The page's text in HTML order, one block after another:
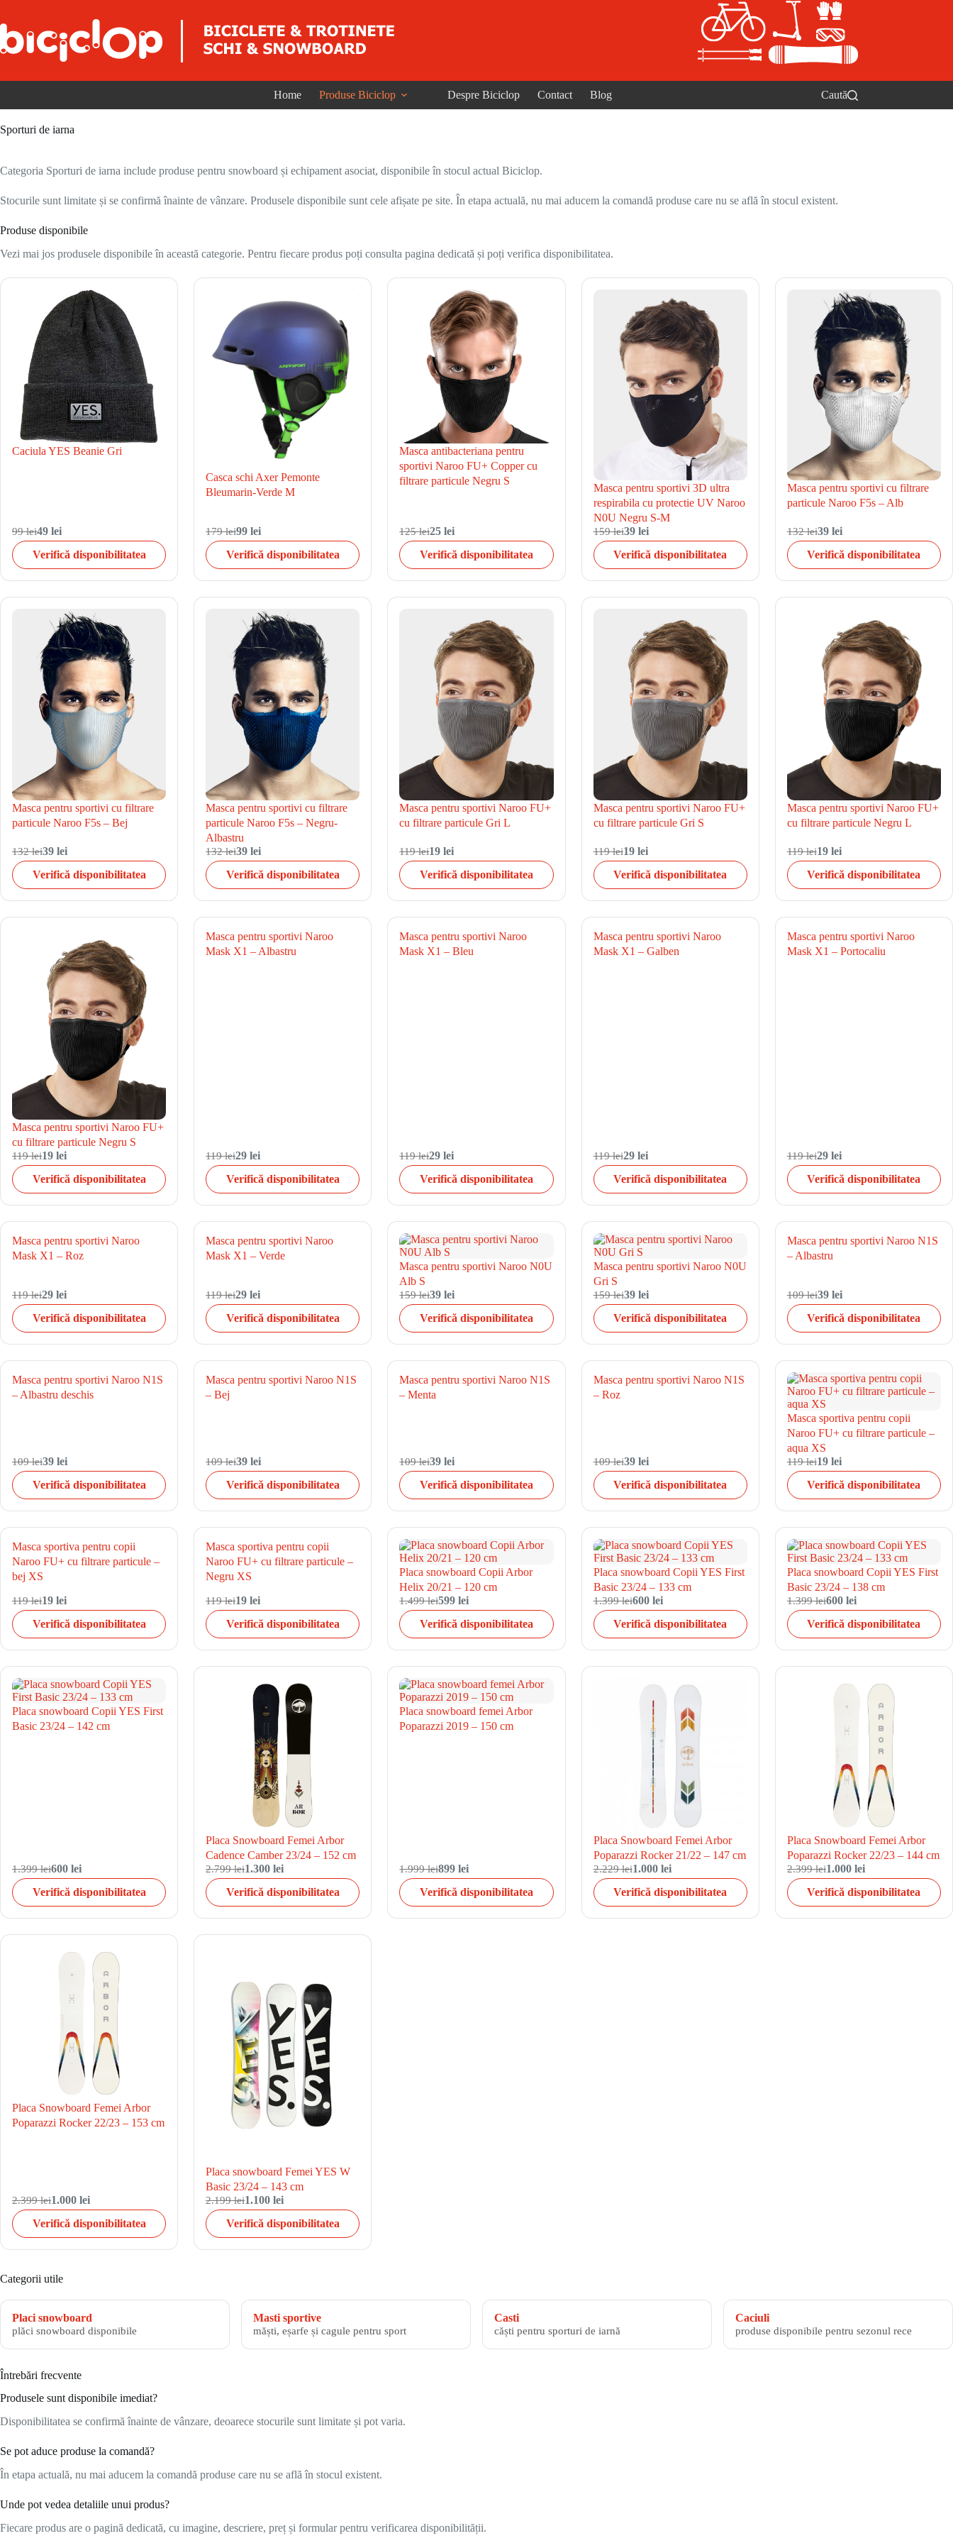
Home Produse Biciclop Despre Biciclop Contact Blog Caută
Sporturi de iarna
Categoria Sporturi de iarna include produse pentru snowboard și echipament asociat, disponibile în stocul actual Biciclop.
Stocurile sunt limitate și se confirmă înainte de vânzare. Produsele disponibile sunt cele afișate pe site. În etapa actuală, nu mai aducem la comandă produse care nu se află în stocul existent.
Produse disponibile
Vezi mai jos produsele disponibile în această categorie. Pentru fiecare produs poți consulta pagina dedicată și poți verifica disponibilitatea.
Caciula YES Beanie Gri
99 lei49 lei
Verifică disponibilitatea
Casca schi Axer Pemonte
Bleumarin-Verde M
179 lei99 lei
Verifică disponibilitatea
Masca antibacteriana pentru
sportivi Naroo FU+ Copper cu
filtrare particule Negru S
125 lei25 lei
Verifică disponibilitatea
Masca pentru sportivi 3D ultra
respirabila cu protectie UV Naroo
N0U Negru S-M
159 lei39 lei
Verifică disponibilitatea
Masca pentru sportivi cu filtrare
particule Naroo F5s – Alb
132 lei39 lei
Verifică disponibilitatea
Masca pentru sportivi cu filtrare
particule Naroo F5s – Bej
132 lei39 lei
Verifică disponibilitatea
Masca pentru sportivi cu filtrare
particule Naroo F5s – Negru-
Albastru
132 lei39 lei
Verifică disponibilitatea
Masca pentru sportivi Naroo FU+
cu filtrare particule Gri L
119 lei19 lei
Verifică disponibilitatea
Masca pentru sportivi Naroo FU+
cu filtrare particule Gri S
119 lei19 lei
Verifică disponibilitatea
Masca pentru sportivi Naroo FU+
cu filtrare particule Negru L
119 lei19 lei
Verifică disponibilitatea
Masca pentru sportivi Naroo FU+
cu filtrare particule Negru S
119 lei19 lei
Verifică disponibilitatea
Masca pentru sportivi Naroo
Mask X1 – Albastru
119 lei29 lei
Verifică disponibilitatea
Masca pentru sportivi Naroo
Mask X1 – Bleu
119 lei29 lei
Verifică disponibilitatea
Masca pentru sportivi Naroo
Mask X1 – Galben
119 lei29 lei
Verifică disponibilitatea
Masca pentru sportivi Naroo
Mask X1 – Portocaliu
119 lei29 lei
Verifică disponibilitatea
Masca pentru sportivi Naroo
Mask X1 – Roz
119 lei29 lei
Verifică disponibilitatea
Masca pentru sportivi Naroo
Mask X1 – Verde
119 lei29 lei
Verifică disponibilitatea
Masca pentru sportivi Naroo N0U
Alb S
159 lei39 lei
Verifică disponibilitatea
Masca pentru sportivi Naroo N0U
Gri S
159 lei39 lei
Verifică disponibilitatea
Masca pentru sportivi Naroo N1S
– Albastru
109 lei39 lei
Verifică disponibilitatea
Masca pentru sportivi Naroo N1S
– Albastru deschis
109 lei39 lei
Verifică disponibilitatea
Masca pentru sportivi Naroo N1S
– Bej
109 lei39 lei
Verifică disponibilitatea
Masca pentru sportivi Naroo N1S
– Menta
109 lei39 lei
Verifică disponibilitatea
Masca pentru sportivi Naroo N1S
– Roz
109 lei39 lei
Verifică disponibilitatea
Masca sportiva pentru copii
Naroo FU+ cu filtrare particule –
aqua XS
119 lei19 lei
Verifică disponibilitatea
Masca sportiva pentru copii
Naroo FU+ cu filtrare particule –
bej XS
119 lei19 lei
Verifică disponibilitatea
Masca sportiva pentru copii
Naroo FU+ cu filtrare particule –
Negru XS
119 lei19 lei
Verifică disponibilitatea
Placa snowboard Copii Arbor
Helix 20/21 – 120 cm
1.499 lei599 lei
Verifică disponibilitatea
Placa snowboard Copii YES First
Basic 23/24 – 133 cm
1.399 lei600 lei
Verifică disponibilitatea
Placa snowboard Copii YES First
Basic 23/24 – 138 cm
1.399 lei600 lei
Verifică disponibilitatea
Placa snowboard Copii YES First
Basic 23/24 – 142 cm
1.399 lei600 lei
Verifică disponibilitatea
Placa Snowboard Femei Arbor
Cadence Camber 23/24 – 152 cm
2.799 lei1.300 lei
Verifică disponibilitatea
Placa snowboard femei Arbor
Poparazzi 2019 – 150 cm
1.999 lei899 lei
Verifică disponibilitatea
Placa Snowboard Femei Arbor
Poparazzi Rocker 21/22 – 147 cm
2.229 lei1.000 lei
Verifică disponibilitatea
Placa Snowboard Femei Arbor
Poparazzi Rocker 22/23 – 144 cm
2.399 lei1.000 lei
Verifică disponibilitatea
Placa Snowboard Femei Arbor
Poparazzi Rocker 22/23 – 153 cm
2.399 lei1.000 lei
Verifică disponibilitatea
Placa snowboard Femei YES W
Basic 23/24 – 143 cm
2.199 lei1.100 lei
Verifică disponibilitatea
Categorii utile
Placi snowboard
plăci snowboard disponibile
Masti sportive
măști, eșarfe și cagule pentru sport
Casti
căști pentru sporturi de iarnă
Caciuli
produse disponibile pentru sezonul rece
Întrebări frecvente
Produsele sunt disponibile imediat?
Disponibilitatea se confirmă înainte de vânzare, deoarece stocurile sunt limitate și pot varia.
Se pot aduce produse la comandă?
În etapa actuală, nu mai aducem la comandă produse care nu se află în stocul existent.
Unde pot vedea detaliile unui produs?
Fiecare produs are o pagină dedicată, cu imagine, descriere, preț și formular pentru verificarea disponibilității.